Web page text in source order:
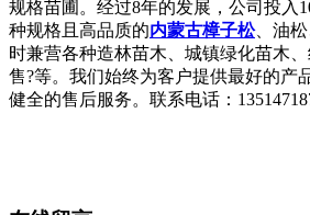
规格苗圃。经过8年的发展，公司投入
种规格且高品质的内蒙古樟子松、油
时兼营各种造林苗木、城镇绿化苗木
售?等。我们始终为客户提供最好的产
健全的售后服务。联系电话：